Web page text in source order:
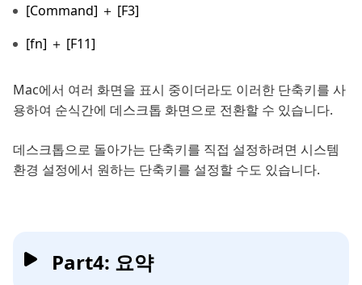
[Command] ＋ [F3]
[fn] ＋ [F11]
Mac에서 여러 화면을 표시 중이더라도 이러한 단축키를 사
용하여 순식간에 데스크톱 화면으로 전환할 수 있습니다.
데스크톱으로 돌아가는 단축키를 직접 설정하려면 시스템
환경 설정에서 원하는 단축키를 설정할 수도 있습니다.
Part4: 요약